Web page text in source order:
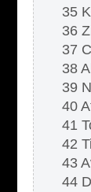
35
36
37
38
39
40
41
42
43
44